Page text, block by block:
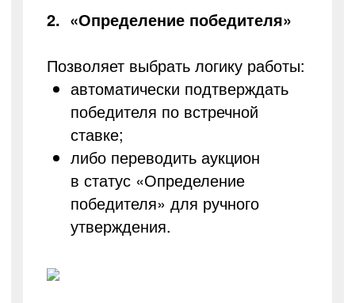
2. «Определение победителя»
Позволяет выбрать логику работы:
автоматически подтверждать
победителя по встречной
ставке;
либо переводить аукцион
в статус «Определение
победителя» для ручного
утверждения.